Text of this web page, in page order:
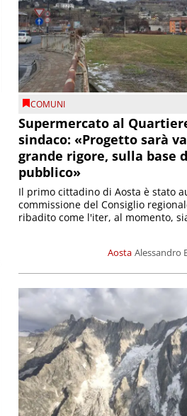
COMUNI
Supermercato al
sindaco: «Progetto sarà
grande rigore, sulla base
pubblico»
Aosta Alessandro
Il primo cittadino di Aosta è stato
commissione del Consiglio
ribadito come l'iter, al momento,